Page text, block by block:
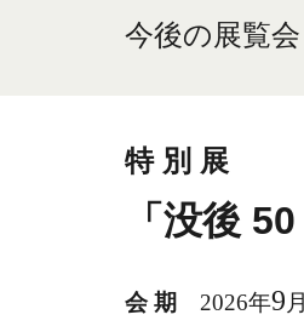
今後の展覧会
特 別 展
「没後 50
会 期 2026年9 月